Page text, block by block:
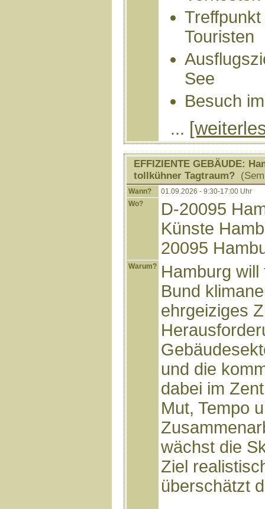
Touristen
See
Besuch
...
EFFIZIENTE GEBÄUDE:
tollkühner Tagtraum?
Wann?
01.09.2026 - 9:30-17:00 Uhr
Wo?
D-20095
Künste
20095
Warum?
Hamburg
Bund
ehrgeiziges
und die
dabei im
Mut, Tempo
wächst die
Ziel
überschätzt